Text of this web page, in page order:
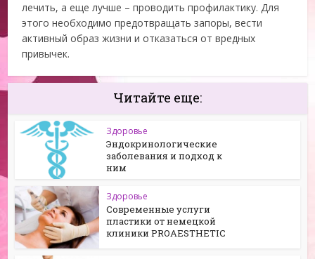
лечить, а еще лучше – проводить профилактику. Для
этого необходимо предотвращать запоры, вести
активный образ жизни и отказаться от вредных
привычек.
Читайте еще:
Здоровье
Эндокринологические
заболевания и подход к
ним
Здоровье
Современные услуги
пластики от немецкой
клиники PROAESTHETIC